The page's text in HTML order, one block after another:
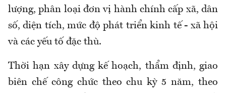
lượng, phân loại đơn vị hành chính cấp xã, dân
số, diện tích, mức độ phát triển kinh tế - xã hội
và các yếu tố đặc thù.
Thời hạn xây dựng kế hoạch, thẩm định, giao
biên chế công chức theo chu kỳ5 năm,theo